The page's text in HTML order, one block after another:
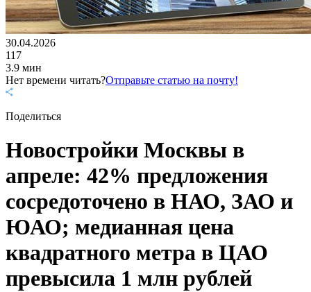
30.04.2026
117
3.9 мин
Нет времени читать?Отправьте статью на почту!
Поделиться
Новостройки Москвы в
апреле: 42% предложения
сосредоточено в НАО, ЗАО и
ЮАО; медианная цена
квадратного метра в ЦАО
превысила 1 млн рублей